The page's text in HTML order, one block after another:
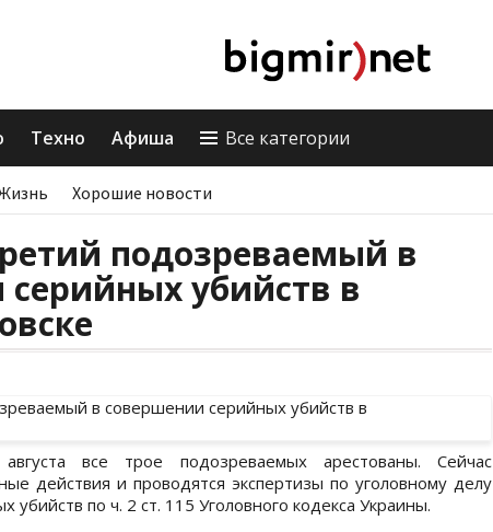
Техно Афиша Все категории
Хорошие новости
подозреваемый в
убийств в
все трое подозреваемых арестованы. Сейчас
действия и проводятся экспертизы по уголовному делу
убийств по ч. 2 ст. 115 Уголовного кодекса Украины.